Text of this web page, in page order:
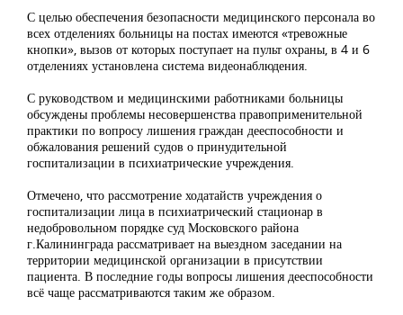
С целью обеспечения безопасности медицинского персонала во
всех отделениях больницы на постах имеются «тревожные
кнопки», вызов от которых поступает на пульт охраны, в 4 и 6
отделениях установлена система видеонаблюдения.
С руководством и медицинскими работниками больницы
обсуждены проблемы несовершенства правоприменительной
практики по вопросу лишения граждан дееспособности и
обжалования решений судов о принудительной
госпитализации в психиатрические учреждения.
Отмечено, что рассмотрение ходатайств учреждения о
госпитализации лица в психиатрический стационар в
недобровольном порядке суд Московского района
г.Калининграда рассматривает на выездном заседании на
территории медицинской организации в присутствии
пациента. В последние годы вопросы лишения дееспособности
всё чаще рассматриваются таким же образом.